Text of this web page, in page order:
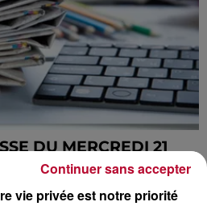
DU MERCREDI 21
vie privée est notre priorité
Continuer sans accepter